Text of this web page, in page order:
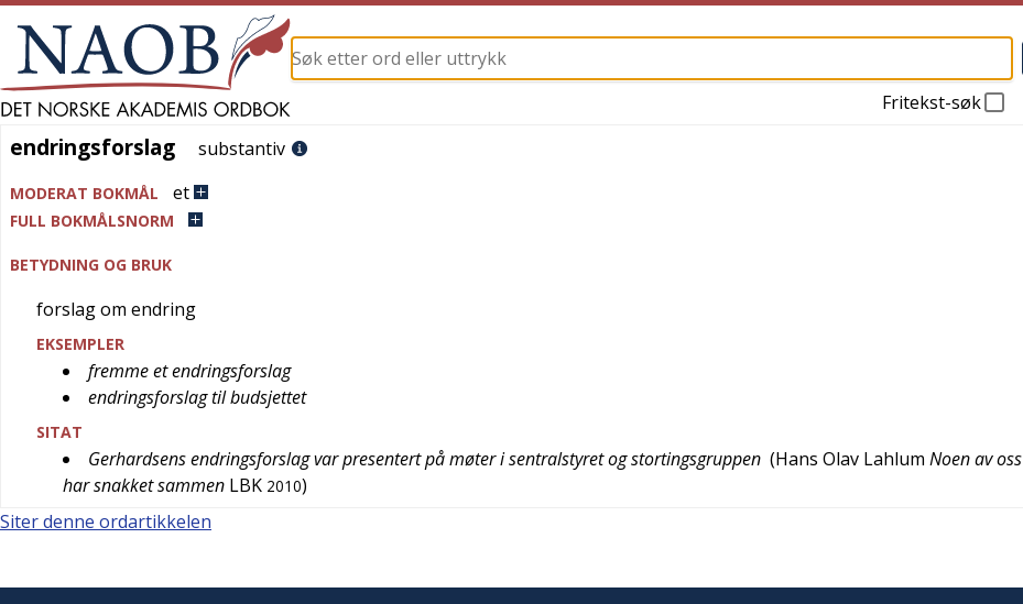
Fritekst-søk
endringsforslag
endringsforslag substantiv
MODERAT BOKMÅL et
FULL BOKMÅLSNORM
BETYDNING OG BRUK
forslag om endring
EKSEMPLER
fremme et endringsforslag
endringsforslag til budsjettet
SITAT
Gerhardsens endringsforslag var presentert på møter i sentralstyret og stortingsgruppen (Hans Olav Lahlum Noen av oss
har snakket sammen LBK 2010)
Siter denne ordartikkelen